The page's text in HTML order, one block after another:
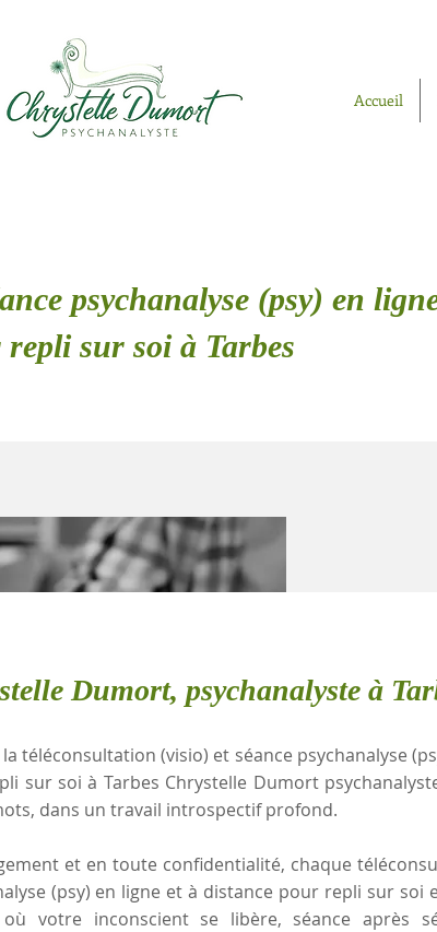
Accueil
psychanalyse (psy) en
sur soi à Tarbes
Dumort, psychanalyste à
la téléconsultation (visio) et séance psychanalyse
sur soi à Tarbes Chrystelle Dumort
dans un travail introspectif profond.
et en toute confidentialité, chaque
(psy) en ligne et à distance pour repli sur soi
votre inconscient se libère, séance après